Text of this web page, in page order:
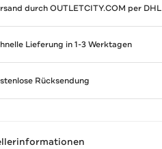
durchOUTLETCITY.COM per DHL
Lieferung in 1-3 Werktagen
Rücksendung